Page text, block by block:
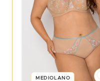
MEDIOLANO